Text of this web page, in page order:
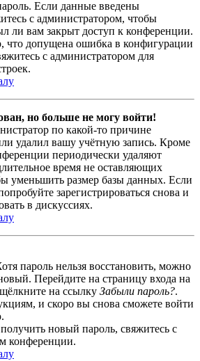
Если данные введены
с администратором, чтобы
ли вам закрыт доступ к конференции.
что допущена ошибка в конфигурации
с администратором для
но больше не могу войти!
по какой-то причине
удалил вашу учётную запись. Кроме
периодически удаляют
время не оставляющих
уменьшить размер базы данных. Если
зарегистрироваться снова и
в дискуссиях.
пароль нельзя восстановить, можно
Перейдите на страницу входа на
на ссылку Забыли пароль?.
и скоро вы снова сможете войти
новый пароль, свяжитесь с
конференции.